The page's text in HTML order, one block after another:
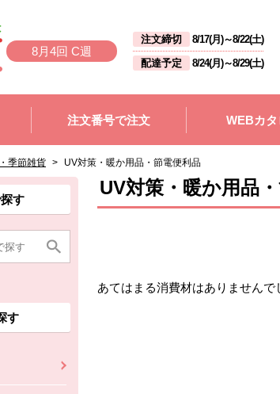
8月4回 C週
注文締切 8/17(月)～8/22(土)
配達予定
8/24(月)～8/29(土)
注文番号で注文 WEBカタ
季節雑貨 > UV対策・暖か用品・節電便利品
ューです。
す
す
まで。
ューです。
まで。 UV対策・暖か用品
あてはまる消費材はありませんで